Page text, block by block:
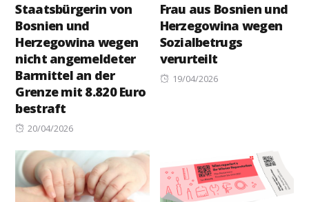
Staatsbürgerin von
Bosnien und
Herzegowina wegen
nicht angemeldeter
Barmittel an der
Grenze mit 8.820 Euro
bestraft
Posted
20/04/2026
Frau aus Bosnien und
Herzegowina wegen
Sozialbetrugs
verurteilt
Posted
19/04/2026